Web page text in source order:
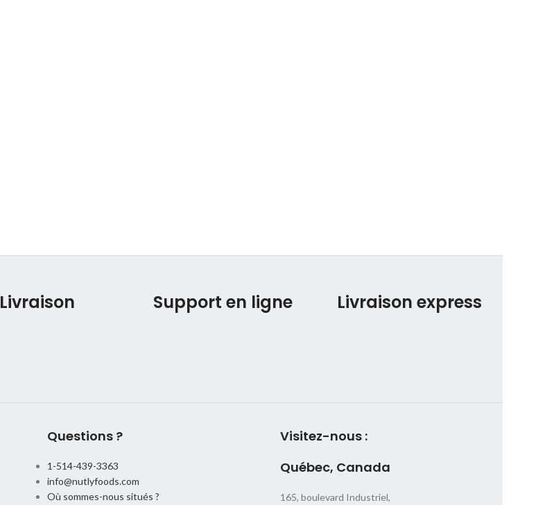
Livraison Support en ligne Livraison express
Questions ?
1-514-439-3363
info@nutlyfoods.com
Où sommes-nous situés ?
Visitez-nous :
Québec, Canada
165, boulevard Industriel,